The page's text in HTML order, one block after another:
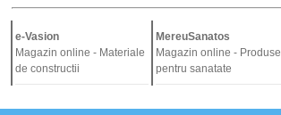
e-Vasion
Magazin online - Materiale
de constructii
MereuSanatos
Magazin online - Produse
pentru sanatate